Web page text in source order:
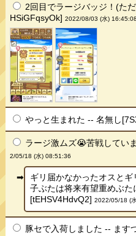
2回目でラージバッジ！(た
HSiGFqsyOk]2022/08/03 (水) 16:45:08
やっと生まれた -- 名無し
ラージ激ムズ😭苦戦してい
2/05/18 (水) 08:51:36
ギリ届かなかったオスとギ
子ぶたは将来有望重めぶ
[tEHSV4HdvQ2] 2022/05/18 (
豚セで入荷しました -- ます